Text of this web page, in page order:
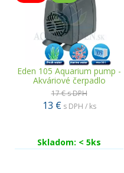
Eden 105 Aquarium pump -
Akváriové čerpadlo
17 €s DPH
13 € s DPH / ks
Skladom: < 5ks